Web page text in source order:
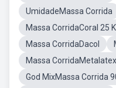
UmidadeMassa Corrida
Massa CorridaCoral 25
Massa CorridaDacol
Massa CorridaMetalatex
God MixMassa Corrida